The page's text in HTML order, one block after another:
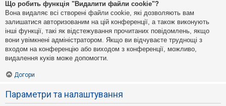
Що робить функція "Видалити файли cookie"?
Вона видаляє всі створені файли cookie, які дозволяють вам
залишатися авторизованим на цій конференції, а також виконують
інші функції, такі як відстежування прочитаних повідомлень, якщо
вони увімкнені адміністратором. Якщо ви відчуваєте труднощі з
входом на конференцію або виходом з конференції, можливо,
видалення куків може допомогти.
Догори
Параметри та налаштування